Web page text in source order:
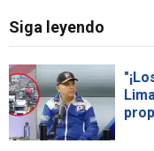
Siga leyendo